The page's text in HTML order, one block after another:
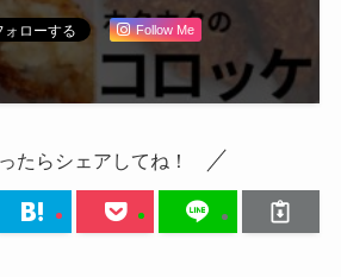
Follow Me
たらシェアしてね！